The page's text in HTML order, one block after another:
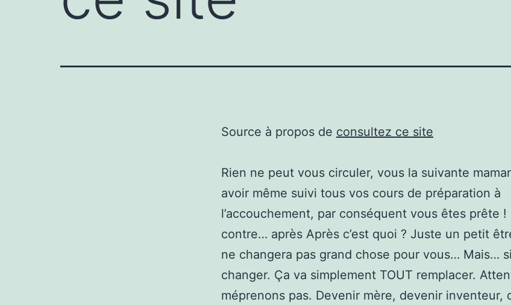
Source à propos de consultez ce site
Rien ne peut vous circuler, vous la suivante
avoir même suivi tous vos cours de préparation à
l’accouchement, par conséquent vous êtes prête !
contre… après Après c’est quoi ? Juste un petit
ne changera pas grand chose pour vous… Mais…
changer. Ça va simplement TOUT remplacer.
méprenons pas. Devenir mère, devenir inventeur,